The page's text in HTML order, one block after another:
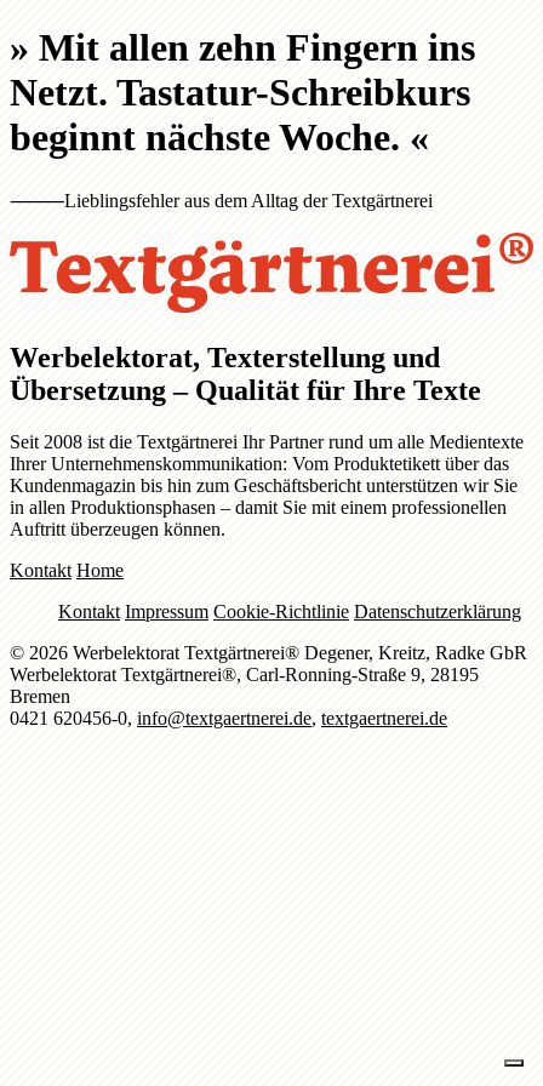
»Mit allen zehn Fingern ins
Netzt. Tastatur-Schreibkurs
beginnt nächste Woche.«
⸻Lieblingsfehler aus dem Alltag der Textgärtnerei
Werbelektorat, Texterstellung und
Übersetzung – Qualität für Ihre Texte
Seit 2008 ist die Textgärtnerei Ihr Partner rund um alle Medientexte
Ihrer Unternehmenskommunikation: Vom Produktetikett über das
Kundenmagazin bis hin zum Geschäftsbericht unterstützen wir Sie
in allen Produktionsphasen – damit Sie mit einem professionellen
Auftritt überzeugen können.
Kontakt Home
Kontakt Impressum Cookie-Richtlinie Datenschutzerklärung
© 2026 Werbelektorat Textgärtnerei® Degener, Kreitz, Radke GbR
Werbelektorat Textgärtnerei®, Carl-Ronning-Straße 9, 28195
Bremen
0421 620456-0,info@textgaertnerei.de,textgaertnerei.de